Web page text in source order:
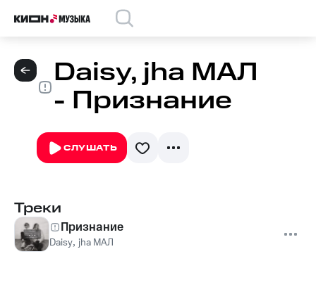
Daisy, jha МАЛ
- Признание
СЛУШАТЬ
Треки
Признание
Daisy, jha МАЛ